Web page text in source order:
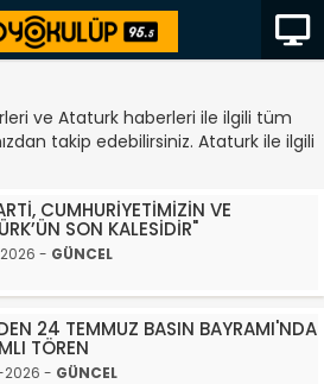
ve Ataturk haberleri ile ilgili tüm
takip edebilirsiniz. Ataturk ile ilgili
CUMHURİYETİMİZİN VE
SON KALESİDİR"
- GÜNCEL
24 TEMMUZ BASIN BAYRAMI'NDA
TÖREN
- GÜNCEL